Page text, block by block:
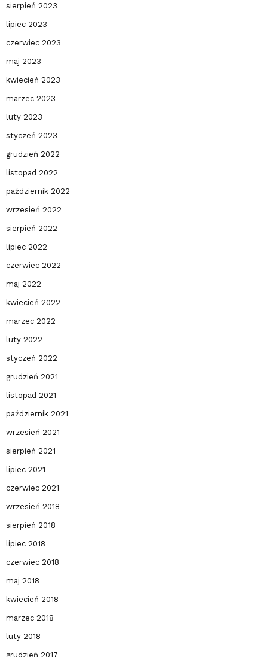
sierpień 2023
lipiec 2023
czerwiec 2023
maj 2023
kwiecień 2023
marzec 2023
luty 2023
styczeń 2023
grudzień 2022
listopad 2022
październik 2022
wrzesień 2022
sierpień 2022
lipiec 2022
czerwiec 2022
maj 2022
kwiecień 2022
marzec 2022
luty 2022
styczeń 2022
grudzień 2021
listopad 2021
październik 2021
wrzesień 2021
sierpień 2021
lipiec 2021
czerwiec 2021
wrzesień 2018
sierpień 2018
lipiec 2018
czerwiec 2018
maj 2018
kwiecień 2018
marzec 2018
luty 2018
grudzień 2017